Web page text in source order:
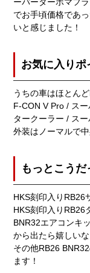
でお手頃価格であ
いと感じました！
お気に入りポ
うちの車はほとん
F-CON V Pro / ス
タークーラー / ス
外装はノーマルで
もっとこう
HKS刻印入りRB26
HKS刻印入りRB26
BNR32エアコンキ
から出たら嬉しいな
その他RB26
ます！